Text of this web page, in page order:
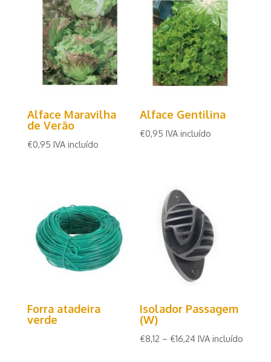
Alface Maravilha
de Verão
€0,95 IVA incluído
Alface Gentilina
€0,95 IVA incluído
Forra atadeira
verde
Isolador Passagem
(W)
€8,12 – €16,24 IVA incluído